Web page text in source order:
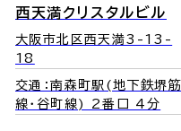
西天満クリスタルビル
大阪市北区西天満3-13-
18
交通：南森町駅(地下鉄堺筋
線･谷町線) 2番口 4分